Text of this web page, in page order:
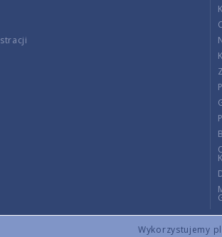
Wykorzystujemy